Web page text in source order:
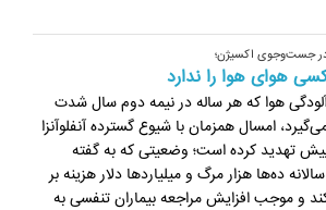
جست‌وجوی اکسیژن؛
هوای هوا را ندارد
هوا که هر ساله در نیمه دوم سال شدت
امسال همزمان با شیوع گسترده آنفلوآنزا
تهدید کرده است؛ وضعیتی که به گفته
ده‌ها هزار مرگ و میلیاردها دلار هزینه بر
و موجب افزایش مراجعه بیماران تنفسی به